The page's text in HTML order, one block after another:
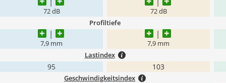
72 dB 72 dB
Profiltiefe
7,9 mm 7,9 mm
Lastindex
95 103
Geschwindigkeitsindex